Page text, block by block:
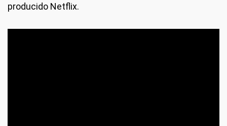
producido Netflix.